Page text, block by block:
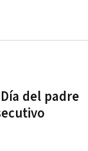
del padre